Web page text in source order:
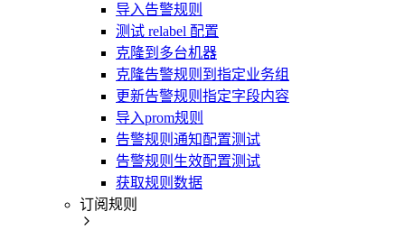
导入告警规则
测试 relabel 配置
克隆到多台机器
克隆告警规则到指定业务组
更新告警规则指定字段内容
导入prom规则
告警规则通知配置测试
告警规则生效配置测试
获取规则数据
订阅规则